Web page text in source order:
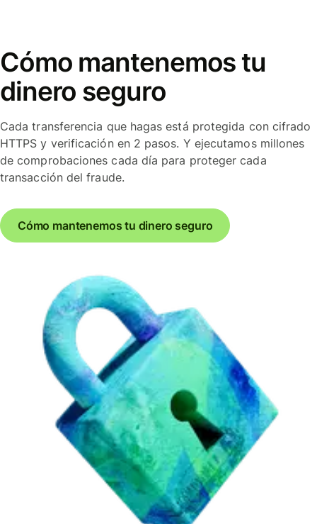
Cómo mantenemos tu
dinero seguro
Cada transferencia que hagas está protegida con cifrado
HTTPS y verificación en 2 pasos. Y ejecutamos millones
de comprobaciones cada día para proteger cada
transacción del fraude.
Cómo mantenemos tu dinero seguro